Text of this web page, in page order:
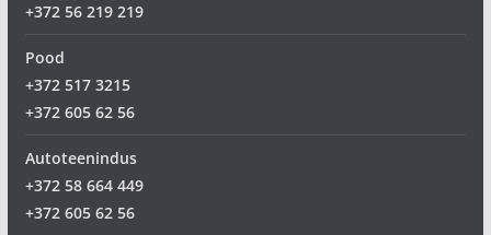
+372 56 219 219
Pood
+372 517 3215
+372 605 62 56
Autoteenindus
+372 58 664 449
+372 605 62 56